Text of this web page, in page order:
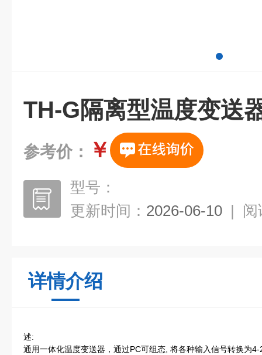
TH-G隔离型温度变送
参考价： ￥
型号：
更新时间： 2026-06-10 | 阅
详情介绍
述:
通用一体化温度变送器，通过PC可组态, 将各种输入信号转换为